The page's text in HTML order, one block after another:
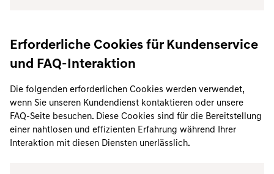
Erforderliche Cookies für Kundenservice
und FAQ-Interaktion
Die folgenden erforderlichen Cookies werden verwendet,
wenn Sie unseren Kundendienst kontaktieren oder unsere
FAQ-Seite besuchen. Diese Cookies sind für die Bereitstellung
einer nahtlosen und effizienten Erfahrung während Ihrer
Interaktion mit diesen Diensten unerlässlich.